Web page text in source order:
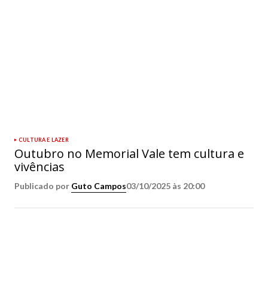
CULTURA E LAZER
Outubro no Memorial Vale tem cultura e
vivências
Publicado por Guto Campos03/10/2025 às 20:00